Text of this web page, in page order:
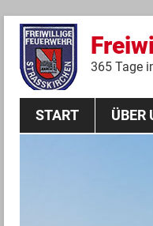
365 Tage
START ÜBER